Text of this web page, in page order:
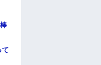
て